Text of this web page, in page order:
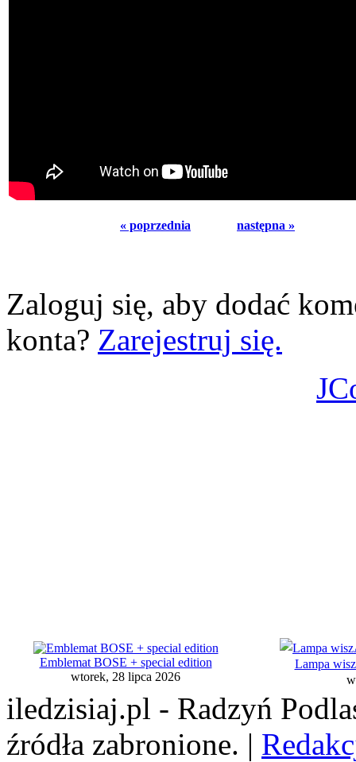
« poprzednia następna »
Zaloguj się, aby dodać
konta? Zarejestruj się.
Emblemat BOSE + special edition
wtorek, 28 lipca 2026
Lampa
iledzisiaj.pl - Radzyń
źródła zabronione. |